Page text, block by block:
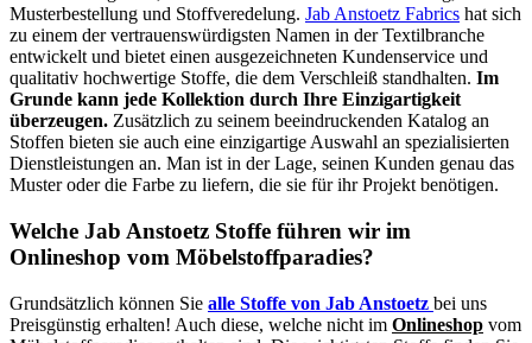
Musterbestellung und Stoffveredelung. Jab Anstoetz Fabrics hat sich
zu einem der vertrauenswürdigsten Namen in der Textilbranche
entwickelt und bietet einen ausgezeichneten Kundenservice und
qualitativ hochwertige Stoffe, die dem Verschleiß standhalten. Im
Grunde kann jede Kollektion durch Ihre Einzigartigkeit
überzeugen. Zusätzlich zu seinem beeindruckenden Katalog an
Stoffen bieten sie auch eine einzigartige Auswahl an spezialisierten
Dienstleistungen an. Man ist in der Lage, seinen Kunden genau das
Muster oder die Farbe zu liefern, die sie für ihr Projekt benötigen.
Welche Jab Anstoetz Stoffe führen wir im
Onlineshop vom Möbelstoffparadies?
Grundsätzlich können Sie alle Stoffe von Jab Anstoetz bei uns
Preisgünstig erhalten! Auch diese, welche nicht im Onlineshop vom